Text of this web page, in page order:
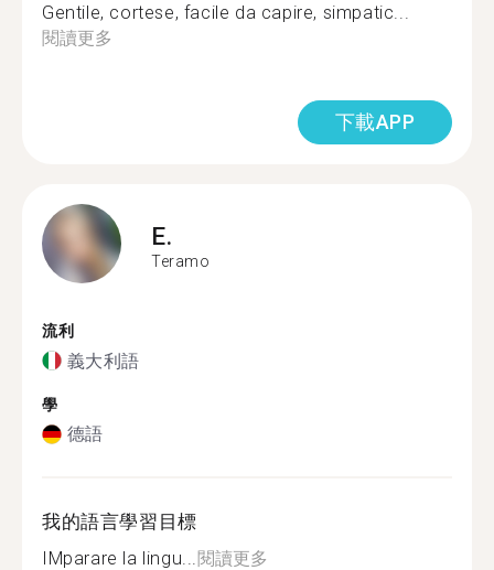
Gentile, cortese, facile da capire, simpatic...
閱讀更多
下載APP
E.
Teramo
流利
義大利語
學
德語
我的語言學習目標
IMparare la lingu...閱讀更多